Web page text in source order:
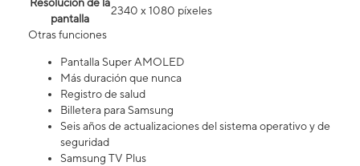
Resolución de la
pantalla
2340 x 1080 píxeles
Otras funciones
Pantalla Super AMOLED
Más duración que nunca
Registro de salud
Billetera para Samsung
Seis años de actualizaciones del sistema operativo y de
seguridad
Samsung TV Plus